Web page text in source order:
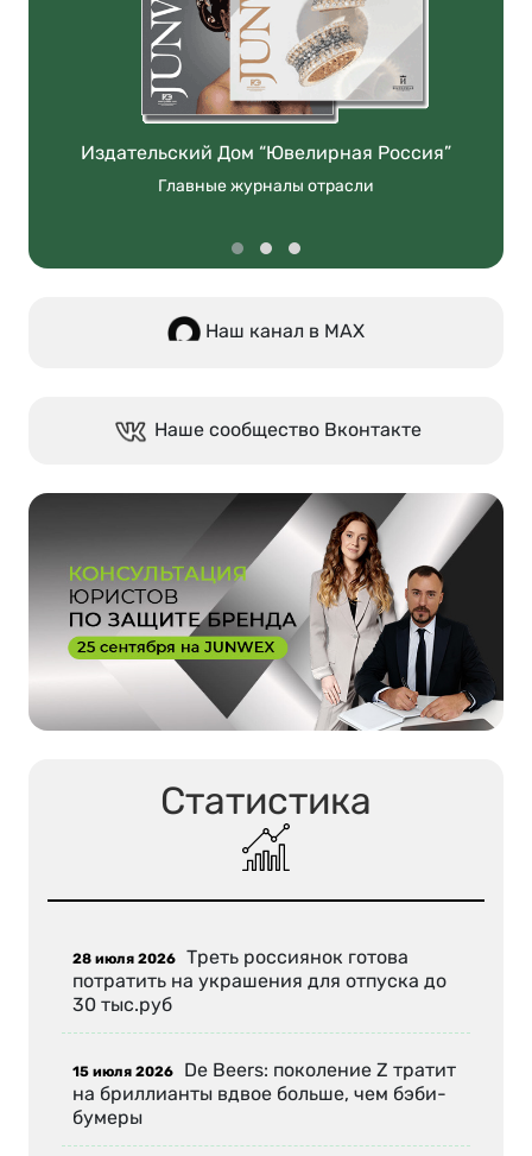
Издательский Дом “Ювелирная Россия”
Главные журналы отрасли
Наш канал в МАХ
Наше сообщество Вконтакте
Статистика
28 июля 2026 Треть россиянок готова
потратить на украшения для отпуска до
30 тыс.руб
15 июля 2026 De Beers: поколение Z тратит
на бриллианты вдвое больше, чем бэби-
бумеры